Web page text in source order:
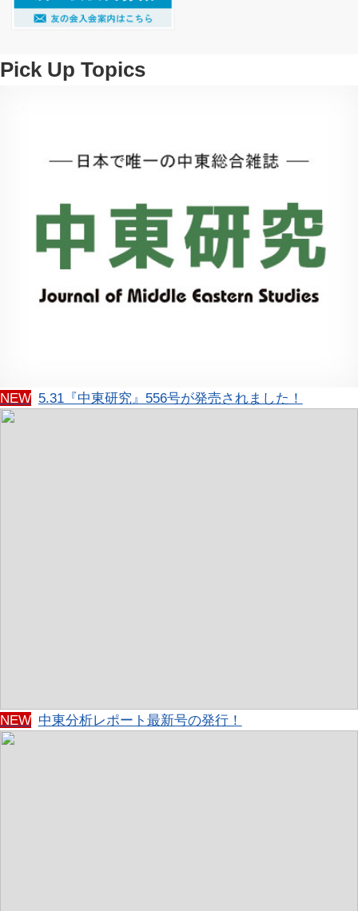
Pick Up Topics
NEW 5.31『中東研究』556号が発売されました！
NEW 中東分析レポート最新号の発行！